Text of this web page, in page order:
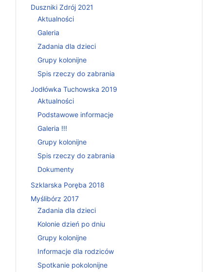
Duszniki Zdrój 2021
Aktualności
Galeria
Zadania dla dzieci
Grupy kolonijne
Spis rzeczy do zabrania
Jodłówka Tuchowska 2019
Aktualności
Podstawowe informacje
Galeria !!!
Grupy kolonijne
Spis rzeczy do zabrania
Dokumenty
Szklarska Poręba 2018
Myślibórz 2017
Zadania dla dzieci
Kolonie dzień po dniu
Grupy kolonijne
Informacje dla rodziców
Spotkanie pokolonijne